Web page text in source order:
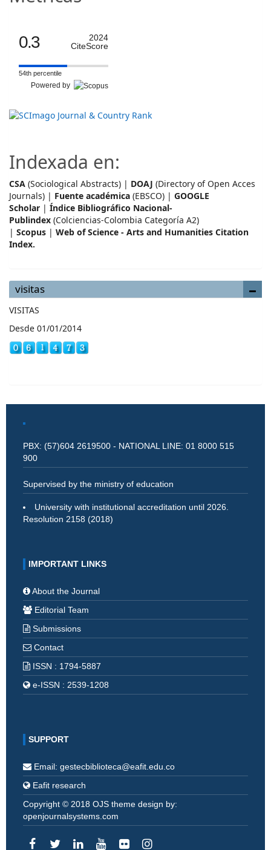
0.3
2024
CiteScore
54th percentile
Powered by
Indexada en:
CSA (Sociological Abstracts) | DOAJ (Directory of Open Acces
Journals) | Fuente académica (EBSCO) | GOOGLE
Scholar | Índice Bibliográfico Nacional-
Publindex (Colciencias-Colombia Categoría A2)
| Scopus | Web of Science - Arts and Humanities Citation
Index.
visitas
VISITAS
Desde 01/01/2014
PBX: (57)604 2619500 - NATIONAL LINE: 01 8000 515
900
Supervised by the ministry of education
University with institutional accreditation until 2026.
Resolution 2158 (2018)
IMPORTANT LINKS
About the Journal
Editorial Team
Submissions
Contact
ISSN : 1794-5887
e-ISSN : 2539-1208
SUPPORT
Email: gestecbiblioteca@eafit.edu.co
Eafit research
Copyright © 2018 OJS theme design by:
openjournalsystems.com